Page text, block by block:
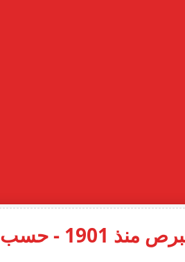
أسوء موجة جفاف تشهدها قبرص منذ 1901 - حسب